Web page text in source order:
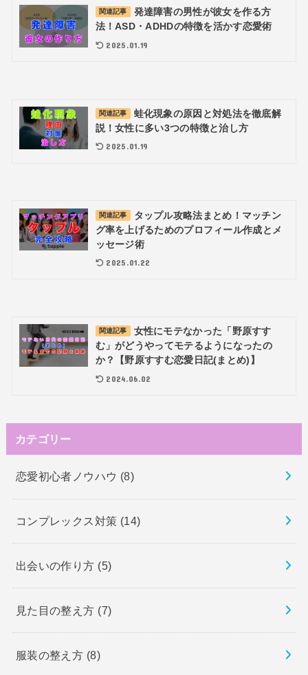
関連記事
発達障害の男性が彼女を作る方
法！ASD・ADHDの特徴を活かす恋愛術
2025.01.19
関連記事
蛙化現象の原因と対処法を徹底解
説！女性に多い3つの特徴と治し方
2025.01.19
関連記事
タップル攻略法まとめ！マッチン
グ率を上げるためのプロフィール作成とメ
ッセージ術
2025.01.22
関連記事
女性にモテなかった「野原すす
む」がどうやってモテるようになったの
か？【野原すすむ恋愛日記(まとめ)】
2024.06.02
カテゴリー
恋愛初心者ノウハウ (8)
コンプレックス対策 (14)
出会いの作り方 (5)
見た目の整え方 (7)
服装の整え方 (8)